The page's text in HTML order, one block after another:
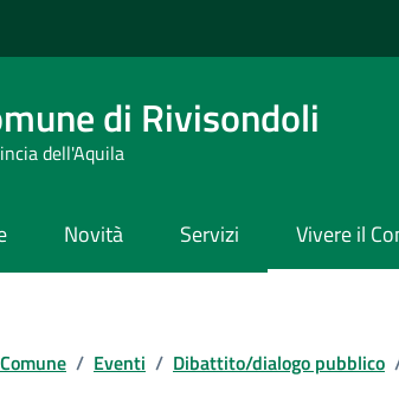
di Rivisondoli
dell'Aquila
Novità Servizi Vivere il
/ Eventi / Dibattito/dialogo pubblico